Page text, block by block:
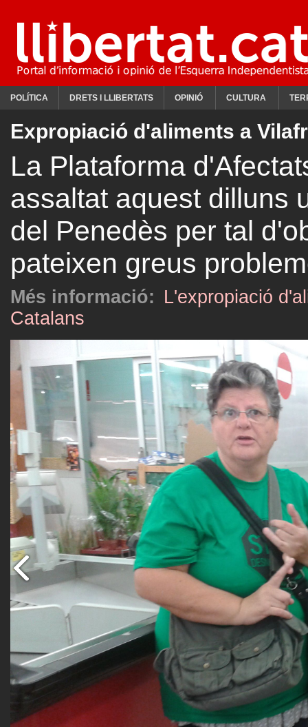
POLÍTICA DRETS I LLIBERTATS OPINIÓ CULTURA
Expropiació d'aliments a
La Plataforma
assaltat aquest dilluns
del Penedès per tal
pateixen greus
Més informació: L'expropiació
Catalans